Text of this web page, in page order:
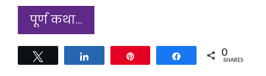
पूर्ण कथा…
Share 0
SHARES